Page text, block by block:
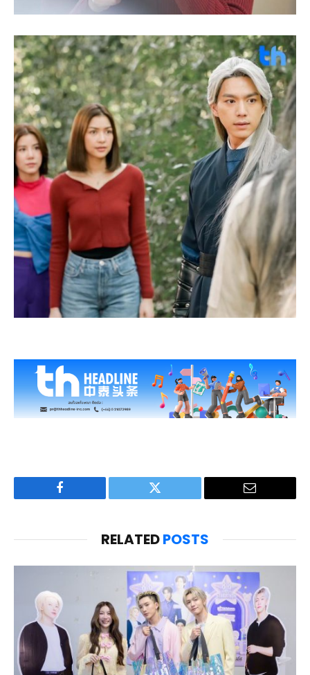
Facebook Twitter Email
RELATEDPOSTS